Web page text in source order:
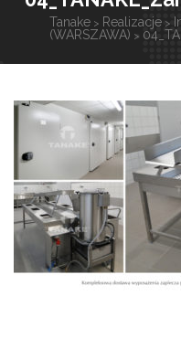
Tanake > Realizacje >
(WARSZAWA) >